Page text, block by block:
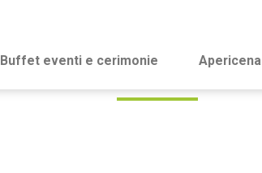
Buffet eventi e cerimonie Apericena